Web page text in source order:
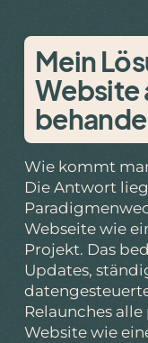
Mein
Website
Wie kommt
Die Antwort
Webseite wie
Projekt. Das
Updates,
Relaunches
Website wie